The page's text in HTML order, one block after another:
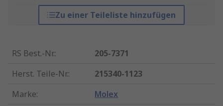
Zu einer Teileliste hinzufügen
RS Best.-Nr.:
205-7371
Herst. Teile-Nr.:
215340-1123
Marke: Molex